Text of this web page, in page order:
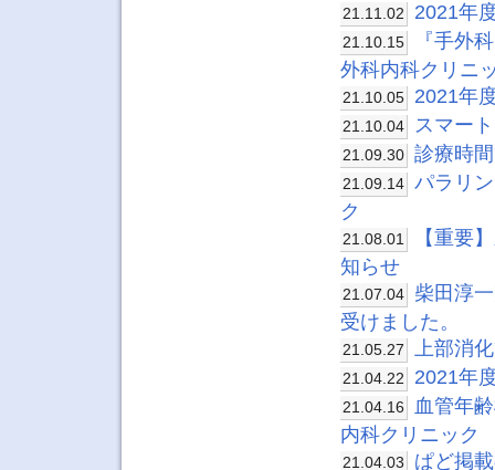
21.11.02 2021年
21.10.15
『手外
外科内科クリニ
21.10.05 2021年
21.10.04 スマー
21.09.30 診療時
21.09.14 パラリ
ク
21.08.01
【重要
知らせ
21.07.04
柴田淳
受けました。
21.05.27 上部消
21.04.22 2021年
21.04.16
血管年
内科クリニック
21.04.03 ぱど掲